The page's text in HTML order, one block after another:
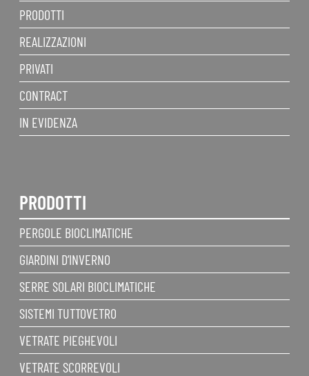
PRODOTTI
REALIZZAZIONI
PRIVATI
CONTRACT
IN EVIDENZA
PRODOTTI
PERGOLE BIOCLIMATICHE
GIARDINI D’INVERNO
SERRE SOLARI BIOCLIMATICHE
SISTEMI TUTTOVETRO
VETRATE PIEGHEVOLI
VETRATE SCORREVOLI